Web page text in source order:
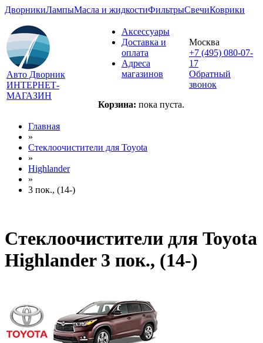
ДворникиЛампыМасла и жидкостиФильтрыСвечиКоврики
Авто Дворник
ИНТЕРНЕТ-
МАГАЗИН
Аксессуары
Доставка и
оплата
Адреса
магазинов
Корзина: пока пуста.
Москва
+7 (495) 080-07-
17
Обратный
звонок
Главная
»
Стеклоочистители для Toyota
»
Highlander
»
3 пок., (14-)
Стеклоочистители для Toyota
Highlander 3 пок., (14-)